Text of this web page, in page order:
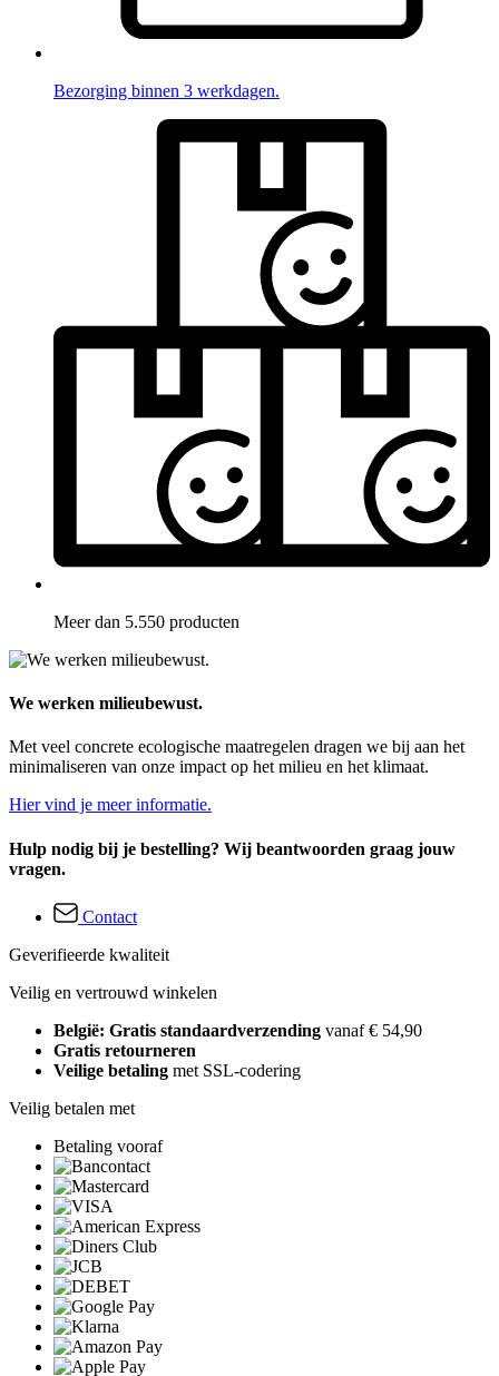
Bezorging binnen 3 werkdagen.
Meer dan 5.550 producten
We werken milieubewust.
Met veel concrete ecologische maatregelen dragen we bij aan het
minimaliseren van onze impact op het milieu en het klimaat.
Hier vind je meer informatie.
Hulp nodig bij je bestelling? Wij beantwoorden graag jouw
vragen.
Contact
Geverifieerde kwaliteit
Veilig en vertrouwd winkelen
België: Gratis standaardverzending vanaf € 54,90
Gratis retourneren
Veilige betaling met SSL-codering
Veilig betalen met
Betaling vooraf